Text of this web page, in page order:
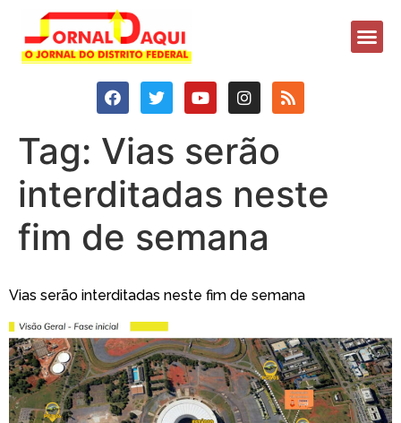
Tag: Vias serão
interditadas neste
fim de semana
Vias serão interditadas neste fim de semana